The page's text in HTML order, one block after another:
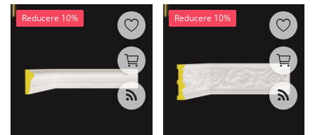
Reducere 10% Reducere 10%